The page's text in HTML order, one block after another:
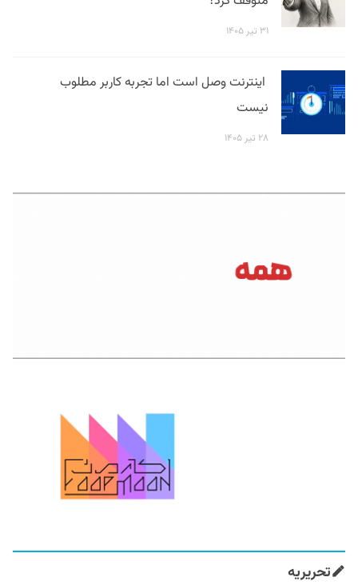
۳۱ تیر ۱۴۰۵
اینترنت وصل است اما تجربه کاربر مطلوب
نیست
۲۸ تیر ۱۴۰۵
تحریریه